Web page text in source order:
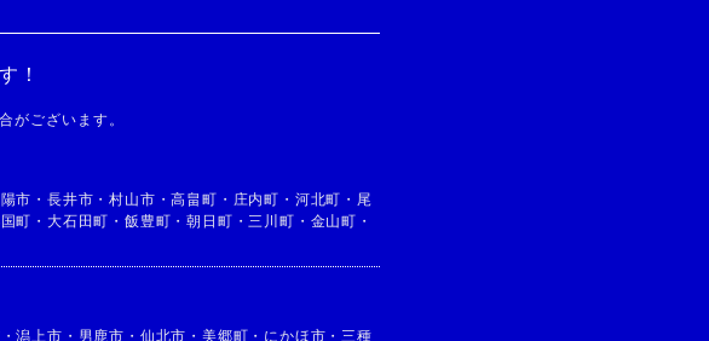
！
がございます。
市 ・ 長井市 ・村山市 ・高畠町 ・ 庄内町 ・ 河北町 ・ 尾
町 ・ 大石田町 ・ 飯豊町 ・朝日町 ・ 三川町 ・ 金山町 ・
・潟上市 ・ 男鹿市 ・ 仙北市 ・美郷町 ・ にかほ市 ・ 三種